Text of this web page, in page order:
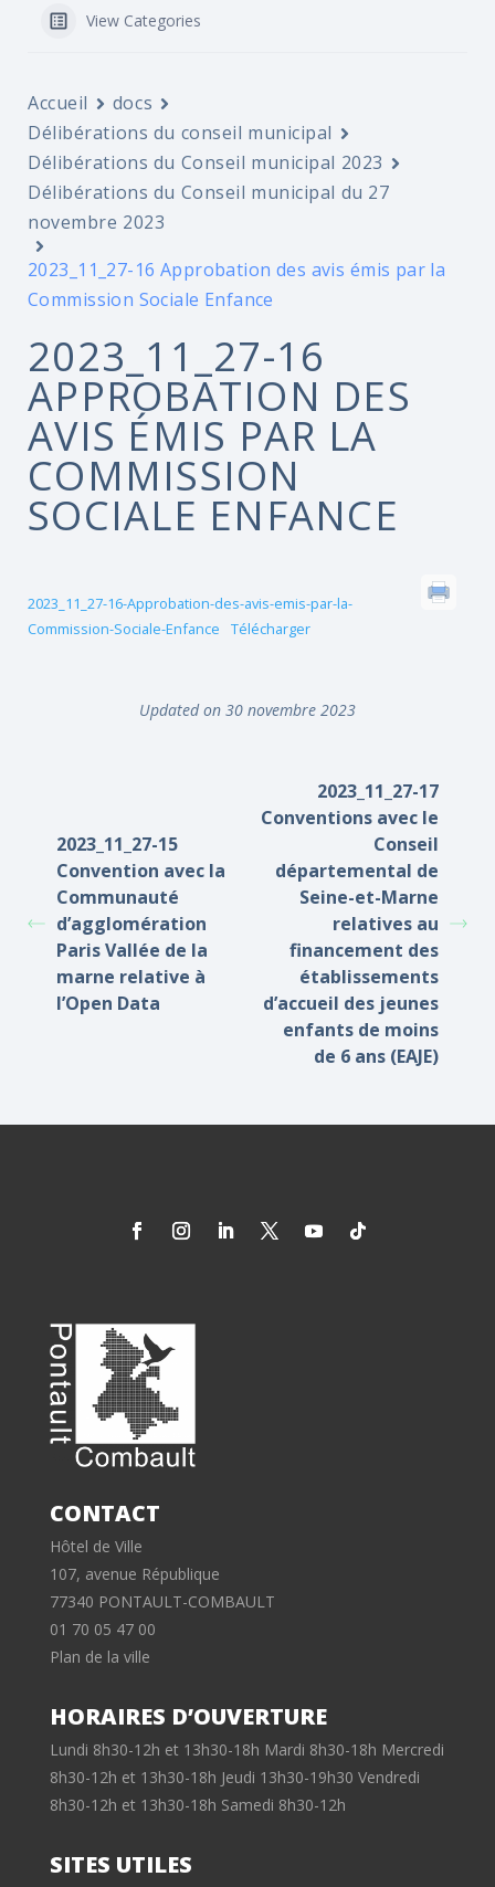
View Categories
Accueil
docs
Délibérations du conseil municipal
Délibérations du Conseil municipal 2023
Délibérations du Conseil municipal du 27
novembre 2023
2023_11_27-16 Approbation des avis émis par la
Commission Sociale Enfance
2023_11_27-16
APPROBATION DES
AVIS ÉMIS PAR LA
COMMISSION
SOCIALE ENFANCE
2023_11_27-16-Approbation-des-avis-emis-par-la-
Commission-Sociale-Enfance
Télécharger
Updated on 30 novembre 2023
2023_11_27-15
Convention avec la
Communauté
d’agglomération
Paris Vallée de la
marne relative à
l’Open Data
2023_11_27-17
Conventions avec le
Conseil
départemental de
Seine-et-Marne
relatives au
financement des
établissements
d’accueil des jeunes
enfants de moins
de 6 ans (EAJE)
CONTACT
Hôtel de Ville
107, avenue République
77340 PONTAULT-COMBAULT
01 70 05 47 00
Plan de la ville
HORAIRES D’OUVERTURE
Lundi 8h30-12h et 13h30-18h Mardi 8h30-18h Mercredi
8h30-12h et 13h30-18h Jeudi 13h30-19h30 Vendredi
8h30-12h et 13h30-18h Samedi 8h30-12h
SITES UTILES